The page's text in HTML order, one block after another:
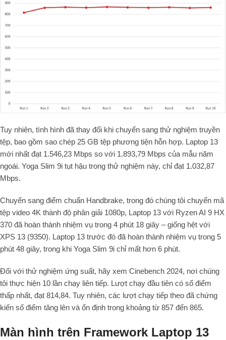
Tuy nhiên, tình hình đã thay đổi khi chuyển sang thử nghiệm truyền
tệp, bao gồm sao chép 25 GB tệp phương tiện hỗn hợp. Laptop 13
mới nhất đạt 1.546,23 Mbps so với 1.893,79 Mbps của mẫu năm
ngoái. Yoga Slim 9i tụt hậu trong thử nghiệm này, chỉ đạt 1.032,87
Mbps.
Chuyển sang điểm chuẩn Handbrake, trong đó chúng tôi chuyển mã
tệp video 4K thành độ phân giải 1080p, Laptop 13 với Ryzen AI 9 HX
370 đã hoàn thành nhiệm vụ trong 4 phút 18 giây – giống hệt với
XPS 13 (9350). Laptop 13 trước đó đã hoàn thành nhiệm vụ trong 5
phút 48 giây, trong khi Yoga Slim 9i chỉ mất hơn 6 phút.
Đối với thử nghiệm ứng suất, hãy xem Cinebench 2024, nơi chúng
tôi thực hiện 10 lần chạy liên tiếp. Lượt chạy đầu tiên có số điểm
thấp nhất, đạt 814,84. Tuy nhiên, các lượt chạy tiếp theo đã chứng
kiến ​​số điểm tăng lên và ổn định trong khoảng từ 857 đến 865.
Màn hình trên Framework Laptop 13